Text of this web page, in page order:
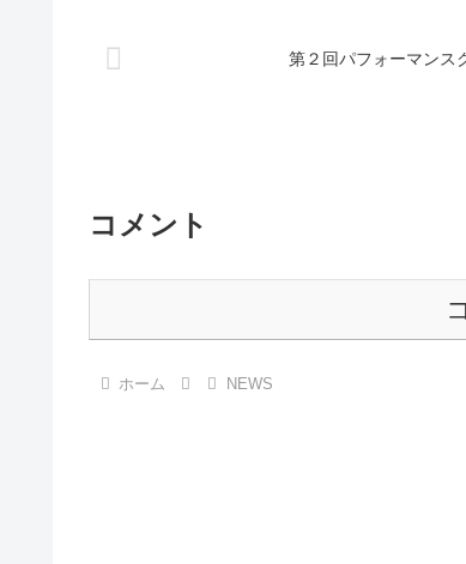
第２回パフォーマンス
コメント
ホーム NEWS